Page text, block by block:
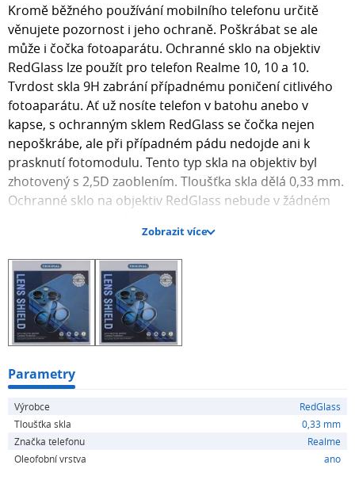
Kromě běžného používání mobilního telefonu určitě
věnujete pozornost i jeho ochraně. Poškrábat se ale
může i čočka fotoaparátu. Ochranné sklo na objektiv
RedGlass lze použít pro telefon Realme 10, 10 a 10.
Tvrdost skla 9H zabrání případnému poničení citlivého
fotoaparátu. Ať už nosíte telefon v batohu anebo v
kapse, s ochranným sklem RedGlass se čočka nejen
nepoškrábe, ale při případném pádu nedojde ani k
prasknutí fotomodulu. Tento typ skla na objektiv byl
zhotovený s 2,5D zaoblením. Tloušťka skla dělá 0,33 mm.
Ochranné sklo na objektiv RedGlass nebude v žádném
objektiv RedGlass nesnižuje kvalitu fotek či videí. V balení
se nachází také čisticí hadřík a alkoholový hadřík.
Zásadní vlastnosti ochranného skla na objektiv RedGlass
Tvrzené sklo na zadní fotoaparát Realme 10 97998
Kvalitní ochrana objektivu vašeho mobilu před
poškrábáním Využijete ho pro Realme 10, 10 a 10
Zaoblení 2,5D Tloušťka skla čítá 0,33...
Zobrazit více
Parametry
Výrobce
RedGlass
Tloušťka skla
0,33 mm
Značka telefonu
Realme
Oleofobní vrstva
ano